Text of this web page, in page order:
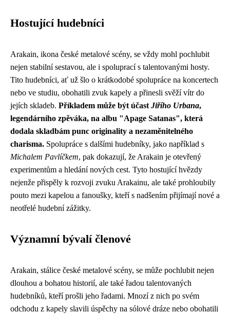
Hostující hudebníci
Arakain, ikona české metalové scény, se vždy mohl pochlubit
nejen stabilní sestavou, ale i spoluprací s talentovanými hosty.
Tito hudebníci, ať už šlo o krátkodobé spolupráce na koncertech
nebo ve studiu, obohatili zvuk kapely a přinesli svěží vítr do
jejích skladeb. Příkladem může být účast Jiřího Urbana,
legendárního zpěváka, na albu "Apage Satanas", která
dodala skladbám punc originality a nezaměnitelného
charisma. Spolupráce s dalšími hudebníky, jako například s
Michalem Pavlíčkem, pak dokazují, že Arakain je otevřený
experimentům a hledání nových cest. Tyto hostující hvězdy
nejenže přispěly k rozvoji zvuku Arakainu, ale také prohloubily
pouto mezi kapelou a fanoušky, kteří s nadšením přijímají nové a
neotřelé hudební zážitky.
Významní bývalí členové
Arakain, stálice české metalové scény, se může pochlubit nejen
dlouhou a bohatou historií, ale také řadou talentovaných
hudebníků, kteří prošli jeho řadami. Mnozí z nich po svém
odchodu z kapely slavili úspěchy na sólové dráze nebo obohatili